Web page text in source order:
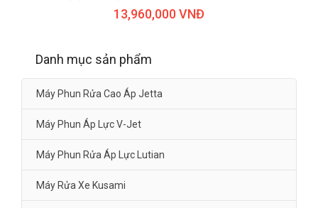
13,960,000 VNĐ
Danh mục sản phẩm
Máy Phun Rửa Cao Áp Jetta
Máy Phun Áp Lực V-Jet
Máy Phun Rửa Áp Lực Lutian
Máy Rửa Xe Kusami